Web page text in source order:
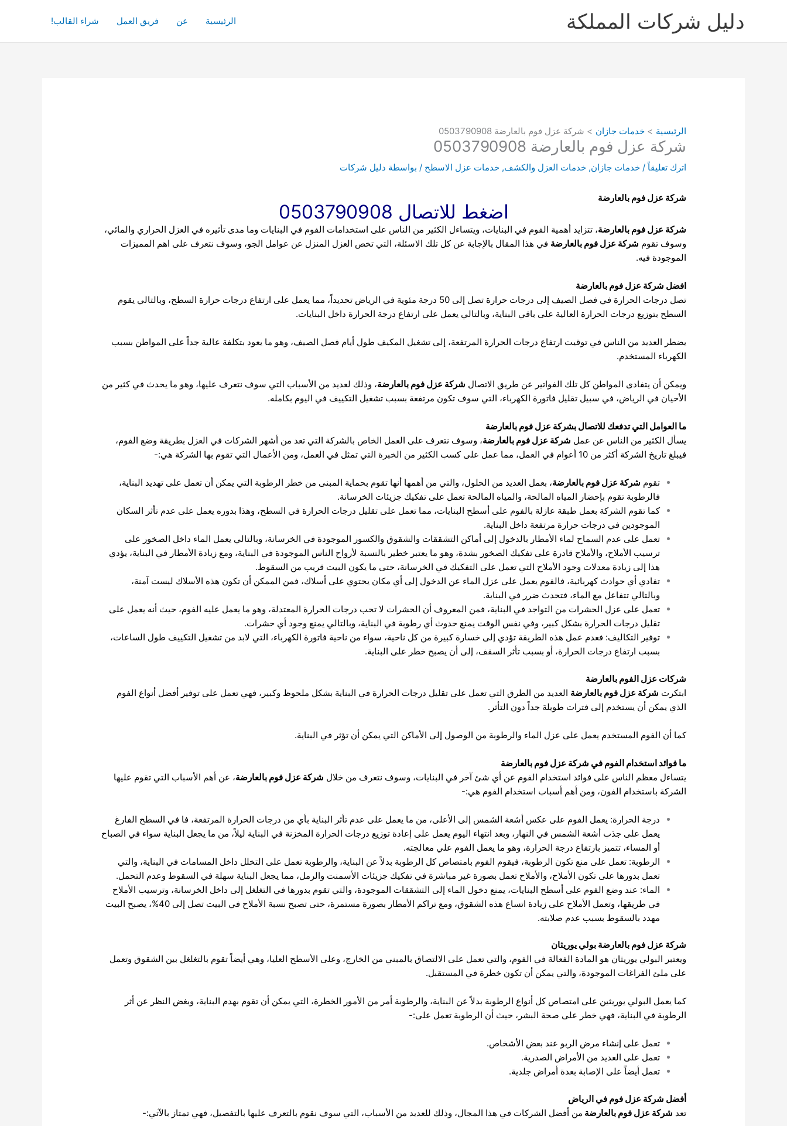
دليل شركات المملكة الرئيسية عن فريق العمل شراء القالب!
الرئيسية خدمات جازان شركة عزل فوم بالعارضة 0503790908
شركة عزل فوم بالعارضة 0503790908
اترك تعليقاً /خدمات جازان,خدمات العزل والكشف,خدمات عزل الاسطح / بواسطة دليل شركات
شركة عزل فوم بالعارضة
اضغط للاتصال 0503790908
شركة عزل فوم بالعارضة، تتزايد أهمية الفوم في البنايات، ويتساءل الكثير من الناس على استخدامات الفوم في البنايات وما مدى تأثيره في العزل الحراري والمائي،
وسوف تقوم شركة عزل فوم بالعارضة في هذا المقال بالإجابة عن كل تلك الاسئلة، التي تخص العزل المنزل عن عوامل الجو، وسوف نتعرف على اهم المميزات
الموجودة فيه.
افضل شركة عزل فوم بالعارضة
تصل درجات الحرارة في فصل الصيف إلى درجات حرارة تصل إلى 50 درجة مئوية في الرياض تحديداً، مما يعمل على ارتفاع درجات حرارة السطح، وبالتالي يقوم
السطح بتوزيع درجات الحرارة العالية على باقي البناية، وبالتالي يعمل على ارتفاع درجة الحرارة داخل البنايات.
يضطر العديد من الناس في توقيت ارتفاع درجات الحرارة المرتفعة، إلى تشغيل المكيف طول أيام فصل الصيف، وهو ما يعود بتكلفة عالية جداً على المواطن بسبب
الكهرباء المستخدم.
ويمكن أن يتفادى المواطن كل تلك الفواتير عن طريق الاتصال شركة عزل فوم بالعارضة، وذلك لعديد من الأسباب التي سوف نتعرف عليها، وهو ما يحدث في كثير من
الأحيان في الرياض، في سبيل تقليل فاتورة الكهرباء، التي سوف تكون مرتفعة بسبب تشغيل التكييف في اليوم بكامله.
ما العوامل التي تدفعك للاتصال بشركة عزل فوم بالعارضة
يسأل الكثير من الناس عن عمل شركة عزل فوم بالعارضة، وسوف نتعرف على العمل الخاص بالشركة التي تعد من أشهر الشركات في العزل بطريقة وضع الفوم،
فيبلغ تاريخ الشركة أكثر من 10 أعوام في العمل، مما عمل على كسب الكثير من الخبرة التي تمثل في العمل، ومن الأعمال التي تقوم بها الشركة هي:-
تقوم شركة عزل فوم بالعارضة، بعمل العديد من الحلول، والتي من أهمها أنها تقوم بحماية المبنى من خطر الرطوبة التي يمكن أن تعمل على تهديد البناية،
فالرطوبة تقوم بإحضار المياه المالحة، والمياه المالحة تعمل على تفكيك جزيئات الخرسانة.
كما تقوم الشركة بعمل طبقة عازلة بالفوم على أسطح البنايات، مما تعمل على تقليل درجات الحرارة في السطح، وهذا بدوره يعمل على عدم تأثر السكان
الموجودين في درجات حرارة مرتفعة داخل البناية.
تعمل على عدم السماح لماء الأمطار بالدخول إلى أماكن التشققات والشقوق والكسور الموجودة في الخرسانة، وبالتالي يعمل الماء داخل الصخور على
ترسيب الأملاح، والأملاح قادرة على تفكيك الصخور بشدة، وهو ما يعتبر خطير بالنسبة لأرواح الناس الموجودة في البناية، ومع زيادة الأمطار في البناية، يؤدي
هذا إلى زيادة معدلات وجود الأملاح التي تعمل على التفكيك في الخرسانة، حتى ما يكون البيت قريب من السقوط.
تفادي أي حوادث كهربائية، فالفوم يعمل على عزل الماء عن الدخول إلى أي مكان يحتوي على أسلاك، فمن الممكن أن تكون هذه الأسلاك ليست آمنة،
وبالتالي تتفاعل مع الماء، فتحدث ضرر في البناية.
تعمل على عزل الحشرات من التواجد في البناية، فمن المعروف أن الحشرات لا تحب درجات الحرارة المعتدلة، وهو ما يعمل عليه الفوم، حيث أنه يعمل على
تقليل درجات الحرارة بشكل كبير، وفي نفس الوقت يمنع حدوث أي رطوبة في البناية، وبالتالي يمنع وجود أي حشرات.
توفير التكاليف: فعدم عمل هذه الطريقة تؤدي إلى خسارة كبيرة من كل ناحية، سواء من ناحية فاتورة الكهرباء، التي لابد من تشغيل التكييف طول الساعات،
بسبب ارتفاع درجات الحرارة، أو بسبب تأثر السقف، إلى أن يصبح خطر على البناية.
شركات عزل الفوم بالعارضة
ابتكرت شركة عزل فوم بالعارضة العديد من الطرق التي تعمل على تقليل درجات الحرارة في البناية بشكل ملحوظ وكبير، فهي تعمل على توفير أفضل أنواع الفوم
الذي يمكن أن يستخدم إلى فترات طويلة جداً دون التأثر.
كما أن الفوم المستخدم يعمل على عزل الماء والرطوبة من الوصول إلى الأماكن التي يمكن أن تؤثر في البناية.
ما فوائد استخدام الفوم في شركة عزل فوم بالعارضة
يتساءل معظم الناس على فوائد استخدام الفوم عن أي شئ آخر في البنايات، وسوف نتعرف من خلال شركة عزل فوم بالعارضة، عن أهم الأسباب التي تقوم عليها
الشركة باستخدام الفون، ومن أهم أسباب استخدام الفوم هي:-
درجة الحرارة: يعمل الفوم على عكس أشعة الشمس إلى الأعلى، من ما يعمل على عدم تأثر البناية بأي من درجات الحرارة المرتفعة، فا في السطح الفارغ
يعمل على جذب أشعة الشمس في النهار، وبعد انتهاء اليوم يعمل على إعادة توزيع درجات الحرارة المخزنة في البناية ليلاً، من ما يجعل البناية سواء في الصباح
أو المساء، تتميز بارتفاع درجة الحرارة، وهو ما يعمل الفوم علي معالجته.
الرطوبة: تعمل على منع تكون الرطوبة، فيقوم الفوم بامتصاص كل الرطوبة بدلاً عن البناية، والرطوبة تعمل على التخلل داخل المسامات في البناية، والتي
تعمل بدورها على تكون الأملاح، والأملاح تعمل بصورة غير مباشرة في تفكيك جزيئات الأسمنت والرمل، مما يجعل البناية سهلة في السقوط وعدم التحمل.
الماء: عند وضع الفوم على أسطح البنايات، يمنع دخول الماء إلى التشققات الموجودة، والتي تقوم بدورها في التغلغل إلى داخل الخرسانة، وترسيب الأملاح
في طريقها، وتعمل الأملاح على زيادة اتساع هذه الشقوق، ومع تراكم الأمطار بصورة مستمرة، حتى تصبح نسبة الأملاح في البيت تصل إلى 40%، يصبح البيت
مهدد بالسقوط بسبب عدم صلابته.
شركة عزل فوم بالعارضة بولي يوريثان
ويعتبر البولي يوريثان هو المادة الفعالة في الفوم، والتي تعمل على الالتصاق بالمبني من الخارج، وعلى الأسطح العليا، وهي أيضاً تقوم بالتغلغل بين الشقوق وتعمل
على ملئ الفراغات الموجودة، والتي يمكن أن تكون خطرة في المستقبل.
كما يعمل البولي يوريثين على امتصاص كل أنواع الرطوبة بدلاً عن البناية، والرطوبة أمر من الأمور الخطرة، التي يمكن أن تقوم بهدم البناية، وبغض النظر عن أثر
الرطوبة في البناية، فهي خطر على صحة البشر، حيث أن الرطوبة تعمل على:-
تعمل على إنشاء مرض الربو عند بعض الأشخاص.
تعمل على العديد من الأمراض الصدرية.
تعمل أيضاً على الإصابة بعدة أمراض جلدية.
أفضل شركة عزل فوم في الرياض
تعد شركة عزل فوم بالعارضة من أفضل الشركات في هذا المجال، وذلك للعديد من الأسباب، التي سوف نقوم بالتعرف عليها بالتفصيل، فهي تمتاز بالآتي:-